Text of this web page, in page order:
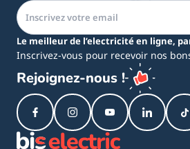
Le meilleur de l’electricité en ligne,
Inscrivez-vous pour recevoir nos
Rejoignez-nous !